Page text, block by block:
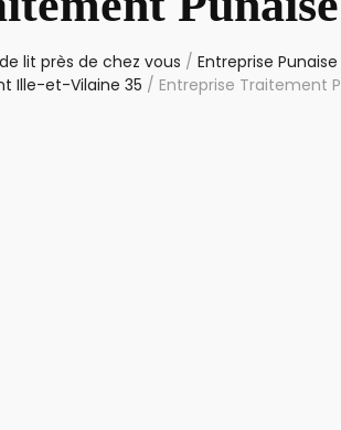
lit près de chez vous / Entreprise
Ille-et-Vilaine 35 / Entreprise Traitement